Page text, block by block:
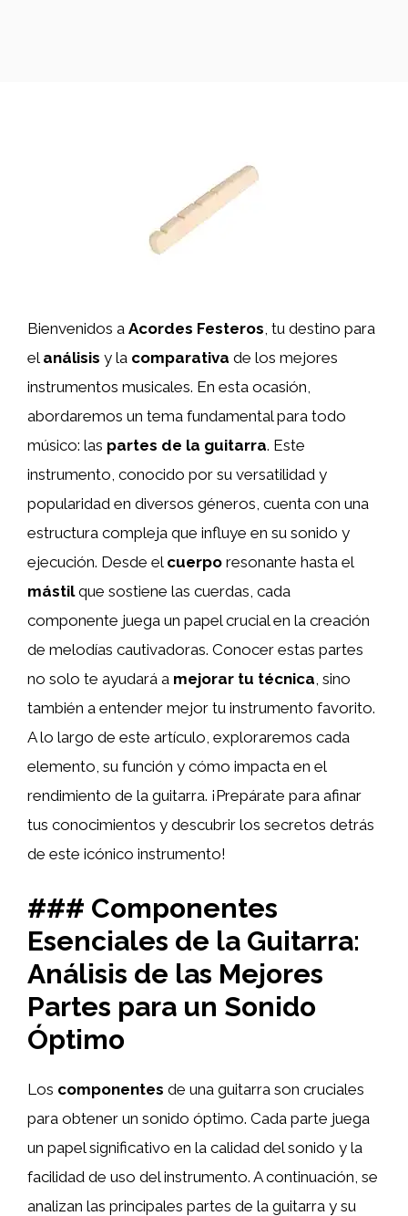
Bienvenidos a Acordes Festeros, tu destino para
el análisis y la comparativa de los mejores
instrumentos musicales. En esta ocasión,
abordaremos un tema fundamental para todo
músico: las partes de la guitarra. Este
instrumento, conocido por su versatilidad y
popularidad en diversos géneros, cuenta con una
estructura compleja que influye en su sonido y
ejecución. Desde el cuerpo resonante hasta el
mástilque sostiene las cuerdas, cada
componente juega un papel crucial en la creación
de melodías cautivadoras. Conocer estas partes
no solo te ayudará a mejorar tu técnica, sino
también a entender mejor tu instrumento favorito.
A lo largo de este artículo, exploraremos cada
elemento, su función y cómo impacta en el
rendimiento de la guitarra. ¡Prepárate para afinar
tus conocimientos y descubrir los secretos detrás
de este icónico instrumento!
### Componentes
Esenciales de la Guitarra:
Análisis de las Mejores
Partes para un Sonido
Óptimo
Los componentes de una guitarra son cruciales
para obtener un sonido óptimo. Cada parte juega
un papel significativo en la calidad del sonido y la
facilidad de uso del instrumento. A continuación, se
analizan las principales partes de la guitarra y su